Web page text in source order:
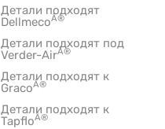
Детали подходят
DellmecoÂ®
Детали подходят под
Verder-AirÂ®
Детали подходят к
GracoÂ®
Детали подходят к
TapfloÂ®